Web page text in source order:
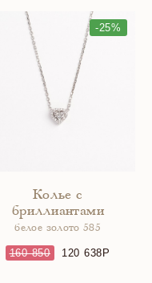
-25%
Колье с
бриллиантами
белое золото 585
160 850 120 638